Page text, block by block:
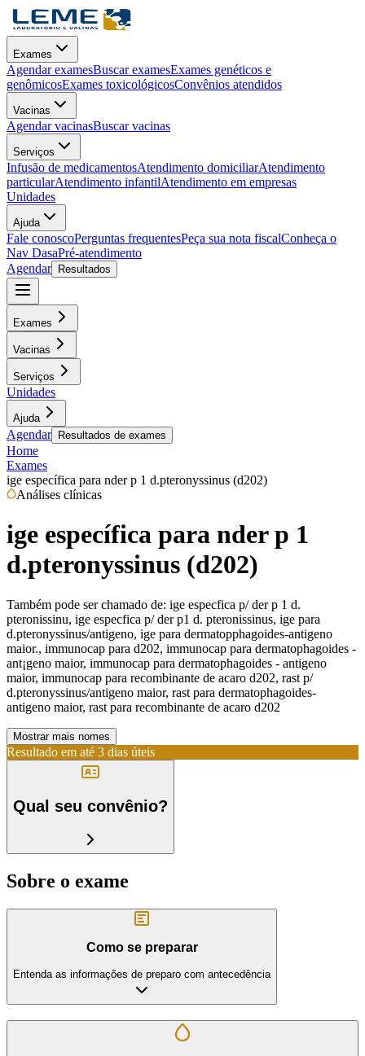
Exames
Agendar examesBuscar examesExames genéticos e
genômicosExames toxicológicosConvênios atendidos
Vacinas
Agendar vacinasBuscar vacinas
Serviços
Infusão de medicamentosAtendimento domiciliarAtendimento
particularAtendimento infantilAtendimento em empresas
Unidades
Ajuda
Fale conoscoPerguntas frequentesPeça sua nota fiscalConheça o
Nav DasaPré-atendimento
Agendar
Resultados
Exames
Vacinas
Serviços
Unidades
Ajuda
Agendar Resultados de exames
Home
Exames
ige específica para nder p 1 d.pteronyssinus (d202)
Análises clínicas
ige específica para nder p 1
d.pteronyssinus (d202)
Também pode ser chamado de: ige especfica p/ der p 1 d.
pteronissinu, ige especfica p/ der p1 d. pteronissinus, ige para
d.pteronyssinus/antigeno, ige para dermatopphagoides-antigeno
maior., immunocap para d202, immunocap para dermatophagoides -
ant¡geno maior, immunocap para dermatophagoides - antigeno
maior, immunocap para recombinante de acaro d202, rast p/
d.pteronyssinus/antigeno maior, rast para dermatophagoides-
antigeno maior, rast para recombinante de acaro d202
Mostrar mais nomes
Resultado em até 3 dias úteis
Qual seu convênio?
Sobre o exame
Como se preparar
Entenda as informações de preparo com antecedência